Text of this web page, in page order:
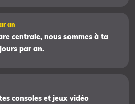
an
centrale, nous sommes à ta
par an.
consoles et jeux vidéo